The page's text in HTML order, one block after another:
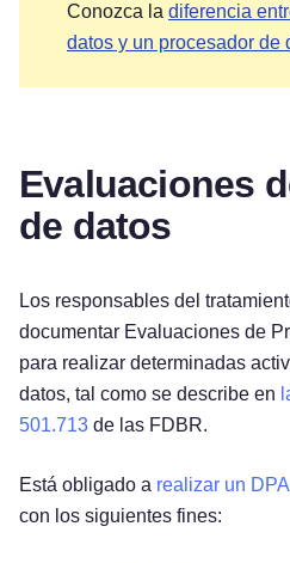
Conozca la diferencia
datos y un procesador de
Evaluaciones
de datos
Los responsables del
documentar Evaluaciones de
para realizar determinadas
datos, tal como se describe en
501.713 de las FDBR.
Está obligado a realizar un DPA
con los siguientes fines: